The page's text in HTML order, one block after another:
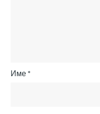
Име *